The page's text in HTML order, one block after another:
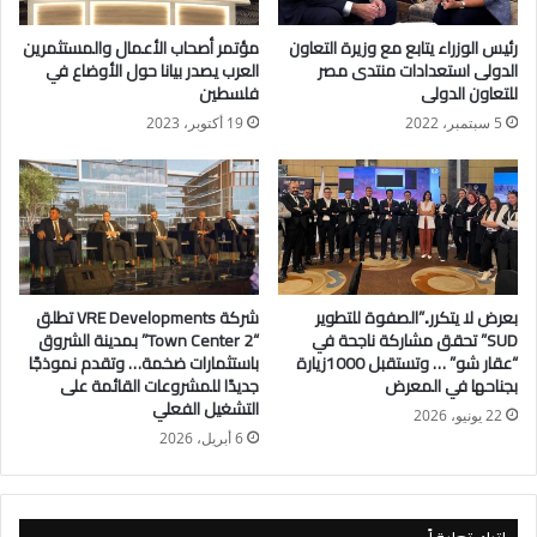
“جيلي العالمية للسيارات”، والوفد المرافق له.
وأعرب الدكتور مصطفى مدبولي عن تقديره للشراكة القائمة بين
“مجموعة جيلي أوتو القابضة”وشركة “أوتو موبيليتي”، مُشيرًا إلى أن
“جيلي” في مصر، قائلًا: سيتم افتتاح هذا المشروع خلال ساعات.
وفي هذا الصدد، أعرب رئيس الوزراء عن تطلعه إلى أن يكون المصنع
الجديد خطوة مُهمة للشركة نحو إقامة ما تطمح إليه من إقامة مركز
رئيسي لها في مصر يُغطي، ليس فقط السوق المحلية، بل منطقتي
الشرق الأوسط وأفريقيا، مؤكدًا أنه مُستعد لتقديم كل الدعم المُمكن
لإنشاء هذا المركز الإقليمي لخدمة المنطقة بالكامل، فى إطار
المحفزات التى رصدتها الحكومة لدعم هذه الصناعة.
بدوره، تقدّم سونج جيم، رئيس شركة جيلي العالمية للسيارات،
الوزراء، مؤكدًا أن مقابلة رئيس الوزراء لهم تعكس الاهتمام الكبير
رئيس الوزراء يتابع مع وزيرة التعاون
الدولى استعدادات منتدى مصر
للتعاون الدولى
5 سبتمبر، 2022
مؤتمر أصحاب الأعمال والمستثمرين
العرب يصدر بيانا حول الأوضاع في
فلسطين
19 أكتوبر، 2023
بعرض لا يتكرر..”الصفوة للتطوير
SUD” تحقق مشاركة ناجحة في
“عقار شو” … وتستقبل 1000زيارة
بجناحها في المعرض
22 يونيو، 2026
شركة VRE Developments تطلق
“Town Center 2” بمدينة الشروق
باستثمارات ضخمة… وتقدم نموذجًا
جديدًا للمشروعات القائمة على
التشغيل الفعلي
6 أبريل، 2026